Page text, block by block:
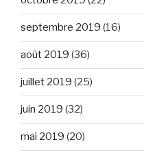
septembre 2019 (16)
août 2019 (36)
juillet 2019 (25)
juin 2019 (32)
mai 2019 (20)